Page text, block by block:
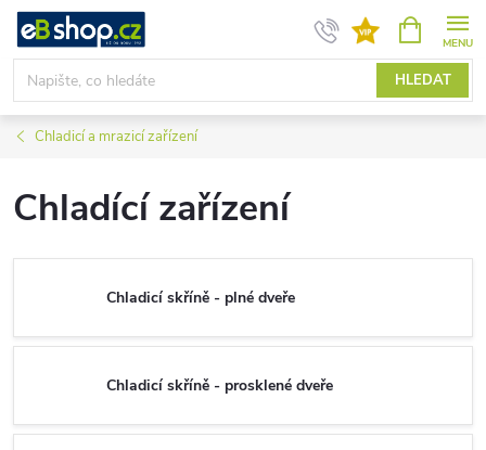
Přejít
obsah
HLEDAT
NÁKUPNÍ
KOŠÍK
Chladicí a mrazicí zařízení
Chladící zařízení
Chladicí skříně - plné dveře
Chladicí skříně - prosklené dveře